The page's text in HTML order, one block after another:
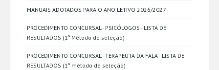
MANUAIS ADOTADOS PARA O ANO LETIVO 2026/2027
PROCEDIMENTO CONCURSAL - PSICÓLOGOS - LISTA DE
RESULTADOS (1º Método de seleção)
PROCEDIMENTO CONCURSAL - TERAPEUTA DA FALA - LISTA DE
RESULTADOS (1º método de seleção)